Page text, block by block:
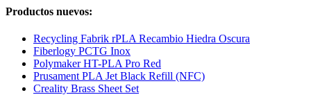
Productos nuevos:
Recycling Fabrik rPLA Recambio Hiedra Oscura
Fiberlogy PCTG Inox
Polymaker HT-PLA Pro Red
Prusament PLA Jet Black Refill (NFC)
Creality Brass Sheet Set